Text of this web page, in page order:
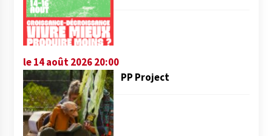
le 14 août 2026 20:00
PP Project